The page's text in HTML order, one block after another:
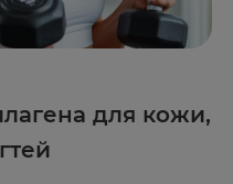
для кожи,